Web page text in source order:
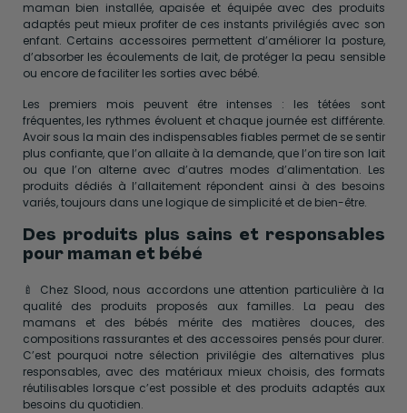
maman bien installée, apaisée et équipée avec des produits
adaptés peut mieux profiter de ces instants privilégiés avec son
enfant. Certains accessoires permettent d’améliorer la posture,
d’absorber les écoulements de lait, de protéger la peau sensible
ou encore de faciliter les sorties avec bébé.
Les premiers mois peuvent être intenses : les tétées sont
fréquentes, les rythmes évoluent et chaque journée est différente.
Avoir sous la main des indispensables fiables permet de se sentir
plus confiante, que l’on allaite à la demande, que l’on tire son lait
ou que l’on alterne avec d’autres modes d’alimentation. Les
produits dédiés à l’allaitement répondent ainsi à des besoins
variés, toujours dans une logique de simplicité et de bien-être.
Des produits plus sains et responsables
pour maman et bébé
🍼 Chez Slood, nous accordons une attention particulière à la
qualité des produits proposés aux familles. La peau des
mamans et des bébés mérite des matières douces, des
compositions rassurantes et des accessoires pensés pour durer.
C’est pourquoi notre sélection privilégie des alternatives plus
responsables, avec des matériaux mieux choisis, des formats
réutilisables lorsque c’est possible et des produits adaptés aux
besoins du quotidien.